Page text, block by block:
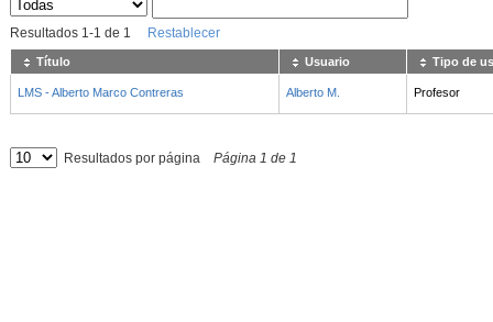
Sus archivos
Resultados 1 -1 de 1 Restablecer
Título Usuario Tipo de
LMS - Alberto Marco Contreras Alberto M. Profesor
Resultados por página Página 1 de 1